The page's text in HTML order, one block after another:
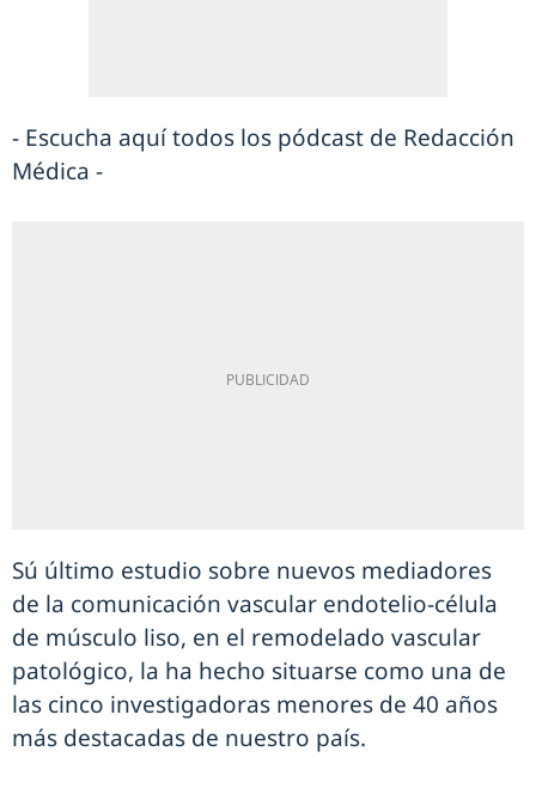
- Escucha aquí todos los pódcast de Redacción
Médica -
Sú último estudio sobre nuevos mediadores
de la comunicación vascular endotelio-célula
de músculo liso, en el remodelado vascular
patológico, la ha hecho situarse como una de
las cinco investigadoras menores de 40 años
más destacadas de nuestro país.